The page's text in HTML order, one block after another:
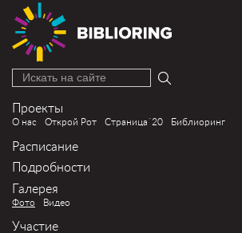
Искать на сайте
Проекты
О нас Открой Рот Страница´20 Библиоринг
Расписание
Подробности
Галерея
Фото Видео
Участие